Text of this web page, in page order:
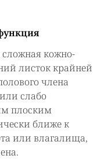
кожно-
листок крайней
члена
слабо
плоским
ближе к
или влагалища,